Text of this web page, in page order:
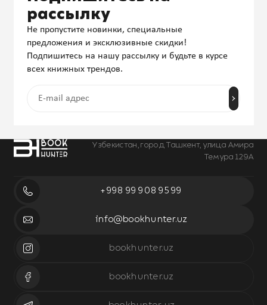
Узбекистан, город Ташкент, улица Амира
Темура 129А
+998 99 908 95 99
info@bookhunter.uz
bookhunter.uz
bookhunter.uz
рассылку
Не пропустите новинки, специальные
предложения и эксклюзивные скидки!
Подпишитесь на нашу рассылку и будьте в курсе
всех книжных трендов.